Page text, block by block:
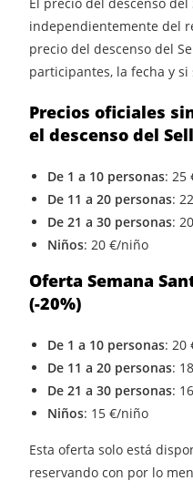
independientemente del
precio del descenso del
participantes, la fecha y
Precios oficiales
el descenso del
De 1 a 10 personas: 25
De 11 a 20 personas:
De 21 a 30 personas:
Niños: 20 €/niño
Oferta Semana
(-20%)
De 1 a 10 personas: 20
De 11 a 20 personas:
De 21 a 30 personas:
Niños: 15 €/niño
Esta oferta solo está
reservando con por lo